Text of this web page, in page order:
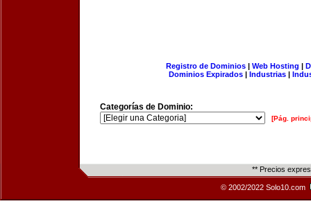
Registro de Dominios| Web Hosting |
Dominios Expirados | Industrias |
Categorías de Dominio:
[Pág.
** Precios
© 2002/2022 Solo10.com